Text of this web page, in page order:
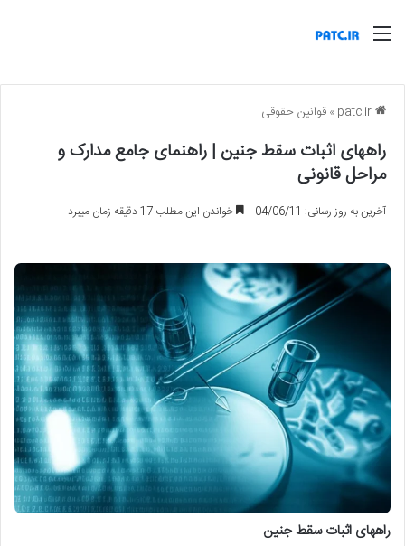
منو
»قوانین حقوقی
راههای اثبات سقط جنین | راهنمای جامع مدارک و
مراحل قانونی
آخرین به روز رسانی: 04/06/11 خواندن این مطلب 17 دقیقه زمان میبرد
راههای اثبات سقط جنین